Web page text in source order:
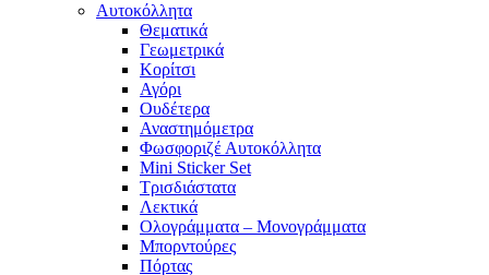
Αυτοκόλλητα
Θεματικά
Γεωμετρικά
Κορίτσι
Αγόρι
Ουδέτερα
Αναστημόμετρα
Φωσφοριζέ Αυτοκόλλητα
Mini Sticker Set
Tρισδιάστατα
Λεκτικά
Ολογράμματα – Μονογράμματα
Μπορντούρες
Πόρτας